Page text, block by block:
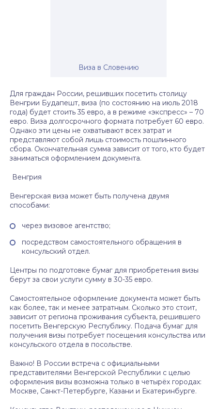
Виза в Словению
Для граждан России, решивших посетить столицу
Венгрии Будапешт, виза (по состоянию на июль 2018
года) будет стоить 35 евро, а в режиме «экспресс» – 70
евро. Виза долгосрочного формата потребует 60 евро.
Однако эти цены не охватывают всех затрат и
представляют собой лишь стоимость пошлинного
сбора. Окончательная сумма зависит от того, кто будет
заниматься оформлением документа.
Венгрия
Венгерская виза может быть получена двумя
способами:
через визовое агентство;
посредством самостоятельного обращения в
консульский отдел.
Центры по подготовке бумаг для приобретения визы
берут за свои услуги сумму в 30-35 евро.
Самостоятельное оформление документа может быть
как более, так и менее затратным. Сколько это стоит,
зависит от региона проживания субъекта, решившего
посетить Венгерскую Республику. Подача бумаг для
получения визы потребует посещения консульства или
консульского отдела в посольстве.
Важно! В России встреча с официальными
представителями Венгерской Республики с целью
оформления визы возможна только в четырёх городах:
Москве, Санкт-Петербурге, Казани и Екатеринбурге.